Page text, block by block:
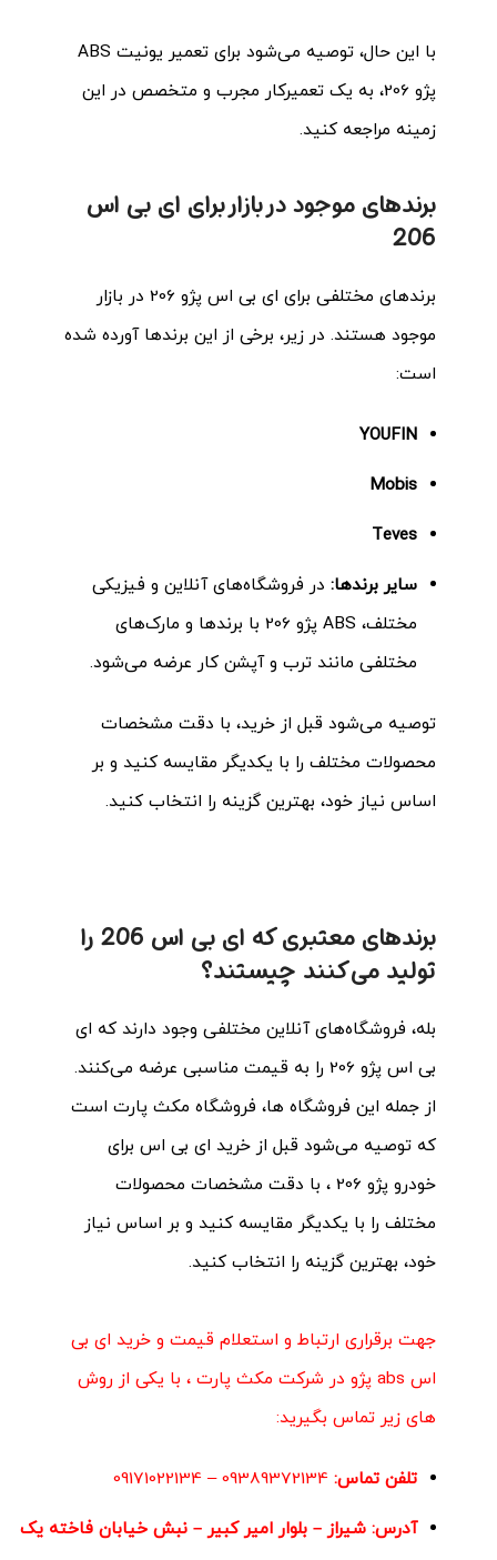
با این حال، توصیه می‌شود برای تعمیر یونیت ABS
پژو 206، به یک تعمیرکار مجرب و متخصص در این
زمینه مراجعه کنید.
برندهای موجود در بازار برای ای بی اس
206
برندهای مختلفی برای ای بی اس پژو 206 در بازار
موجود هستند. در زیر، برخی از این برندها آورده شده
است:
YOUFIN
Mobis
Teves
سایر برندها: در فروشگاه‌های آنلاین و فیزیکی
مختلف، ABS پژو 206 با برندها و مارک‌های
مختلفی مانند ترب و آپشن کار عرضه می‌شود.
توصیه می‌شود قبل از خرید، با دقت مشخصات
محصولات مختلف را با یکدیگر مقایسه کنید و بر
اساس نیاز خود، بهترین گزینه را انتخاب کنید.
برندهای معتبری که ای بی اس 206 را
تولید می‌کنند چیستند؟
بله، فروشگاه‌های آنلاین مختلفی وجود دارند که ای
بی اس پژو 206 را به قیمت مناسبی عرضه می‌کنند.
از جمله این فروشگاه ها، فروشگاه مکث پارت است
که توصیه می‌شود قبل از خرید ای بی اس برای
خودرو پژو 206 ، با دقت مشخصات محصولات
مختلف را با یکدیگر مقایسه کنید و بر اساس نیاز
خود، بهترین گزینه را انتخاب کنید.
جهت برقراری ارتباط و استعلام قیمت و خرید ای بی
اس abs پژو در
شرکت مکث پارت ، با یکی از روش
های زیر تماس بگیرید:
تلفن تماس: 09389372134
–
09171022134
آدرس: شیراز – بلوار امیر کبیر – نبش خیابان فاخته یک